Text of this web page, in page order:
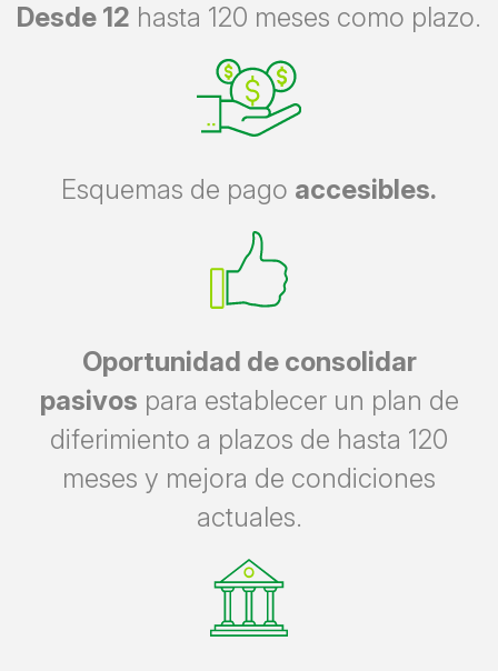
Desde 12 hasta 120 meses como plazo.
Esquemas de pago accesibles.
Oportunidad de consolidar
pasivos para establecer un plan de
diferimiento a plazos de hasta 120
meses y mejora de condiciones
actuales.